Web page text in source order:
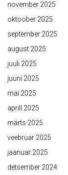
november 2025
oktoober 2025
september 2025
august 2025
juuli 2025
juuni 2025
mai 2025
aprill 2025
märts 2025
veebruar 2025
jaanuar 2025
detsember 2024